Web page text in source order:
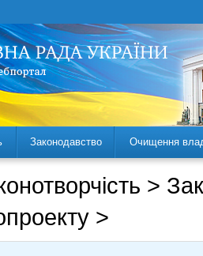
Законодавство Очищення
>
>